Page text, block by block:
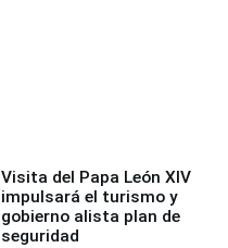
Visita del Papa León XIV
impulsará el turismo y
gobierno alista plan de
seguridad